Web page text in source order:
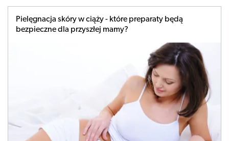
Pielęgnacja skóry w ciąży - które preparaty będą
bezpieczne dla przyszłej mamy?